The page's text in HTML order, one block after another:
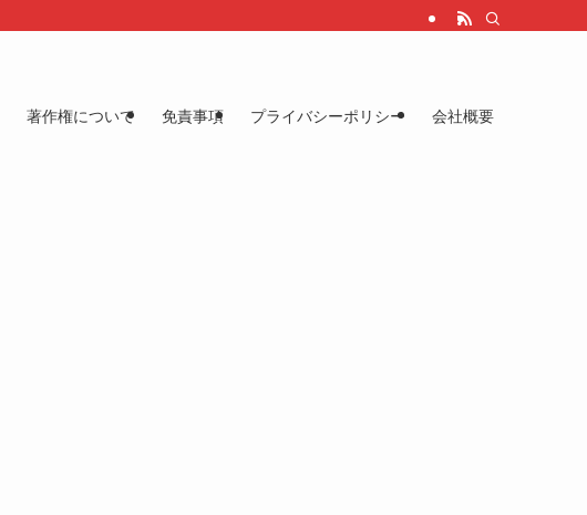
著作権について 免責事項 プライバシーポリシー 会社概要